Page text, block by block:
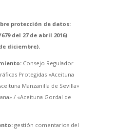
protección de datos:
del 27 de abril 2016)
de diciembre).
Consejo Regulador
Protegidas «Aceituna
Manzanilla de Sevilla»
/ «Aceituna Gordal de
gestión comentarios del